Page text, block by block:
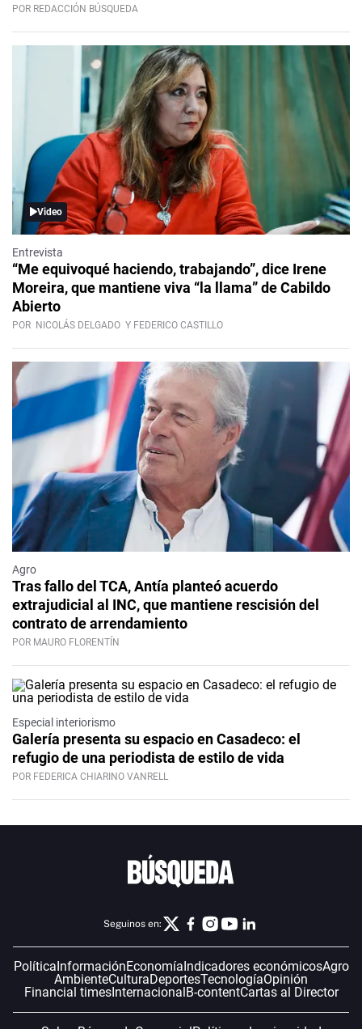
POR REDACCIÓN BÚSQUEDA
Video
Entrevista
“Me equivoqué haciendo, trabajando”, dice Irene
Moreira, que mantiene viva “la llama” de Cabildo
Abierto
POR NICOLÁS DELGADO Y FEDERICO CASTILLO
Agro
Tras fallo del TCA, Antía planteó acuerdo
extrajudicial al INC, que mantiene rescisión del
contrato de arrendamiento
POR MAURO FLORENTÍN
Especial interiorismo
Galería presenta su espacio en Casadeco: el
refugio de una periodista de estilo de vida
POR FEDERICA CHIARINO VANRELL
Seguinos en:
PolíticaInformaciónEconomíaIndicadores económicosAgro
AmbienteCulturaDeportesTecnologíaOpinión
Financial timesInternacionalB-contentCartas al Director